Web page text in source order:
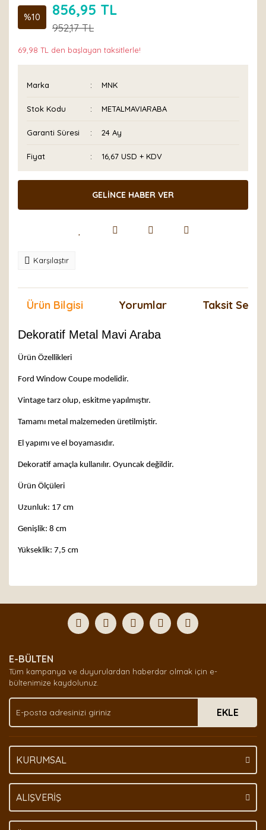
%10 856,95 TL
952,17 TL
69,98 TL den başlayan taksitlerle!
Marka MNK
Stok Kodu METALMAVIARABA
Garanti Süresi 24 Ay
Fiyat 16,67 USD + KDV
GELİNCE HABER VER
Karşılaştır
Ürün Bilgisi Yorumlar Taksit
Dekoratif Metal Mavi Araba
Ürün Özellikleri
Ford Window Coupe modelidir.
Vintage tarz olup, eskitme yapılmıştır.
Tamamı metal malzemeden üretilmiştir.
El yapımı ve el boyamasıdır.
Dekoratif amaçla kullanılır. Oyuncak değildir.
Ürün Ölçüleri
Uzunluk: 17 cm
Genişlik: 8 cm
Yükseklik: 7,5 cm
Yorum Yaz
formunu kullanarak tarafımıza iletebilirsiniz.
Görüş ve önerileriniz için teşekkür ederiz.
Ürün açıklamasında eksik bilgiler bulunuyor.
Ürün bilgilerinde hatalar bulunuyor.
Ürün fiyatı diğer sitelerden daha pahalı.
Bu ürüne benzer farklı alternatifler olmalı.
E-BÜLTEN
Tüm kampanya ve duyurulardan haberdar olmak için e-
bültenimize kaydolunuz.
EKLE
KURUMSAL
ALIŞVERİŞ